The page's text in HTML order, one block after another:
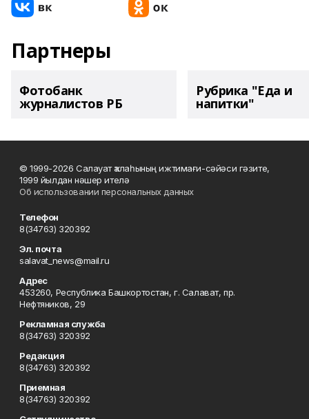
Партнеры
Фотобанк
журналистов РБ
Рубрика "Еда и
напитки"
© 1999-2026 Салауат ҡалаһының ижтимағи-сәйәси гәзите,
1999 йылдан нәшер ителә
Об использовании персональных данных
Телефон
8(34763) 320392
Эл. почта
salavat_news@mail.ru
Адрес
453260, Республика Башкортостан, г. Салават, пр.
Нефтяников, 29
Рекламная служба
8(34763) 320392
Редакция
8(34763) 320392
Приемная
8(34763) 320392